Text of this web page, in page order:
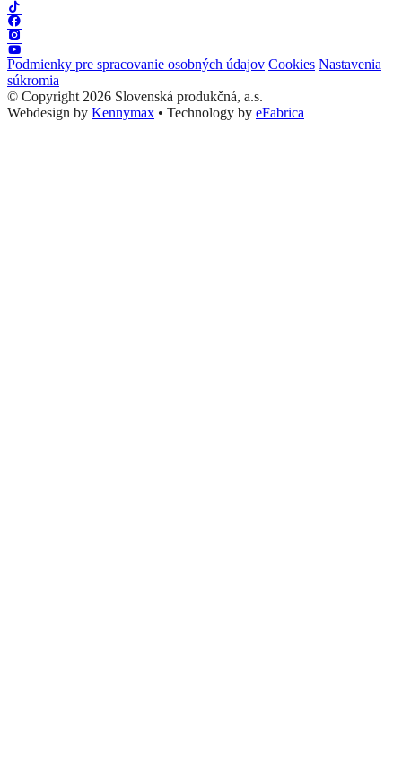
Podmienky pre spracovanie osobných údajov Cookies Nastavenia
súkromia
© Copyright 2026 Slovenská produkčná, a.s.
Webdesign by Kennymax • Technology by eFabrica